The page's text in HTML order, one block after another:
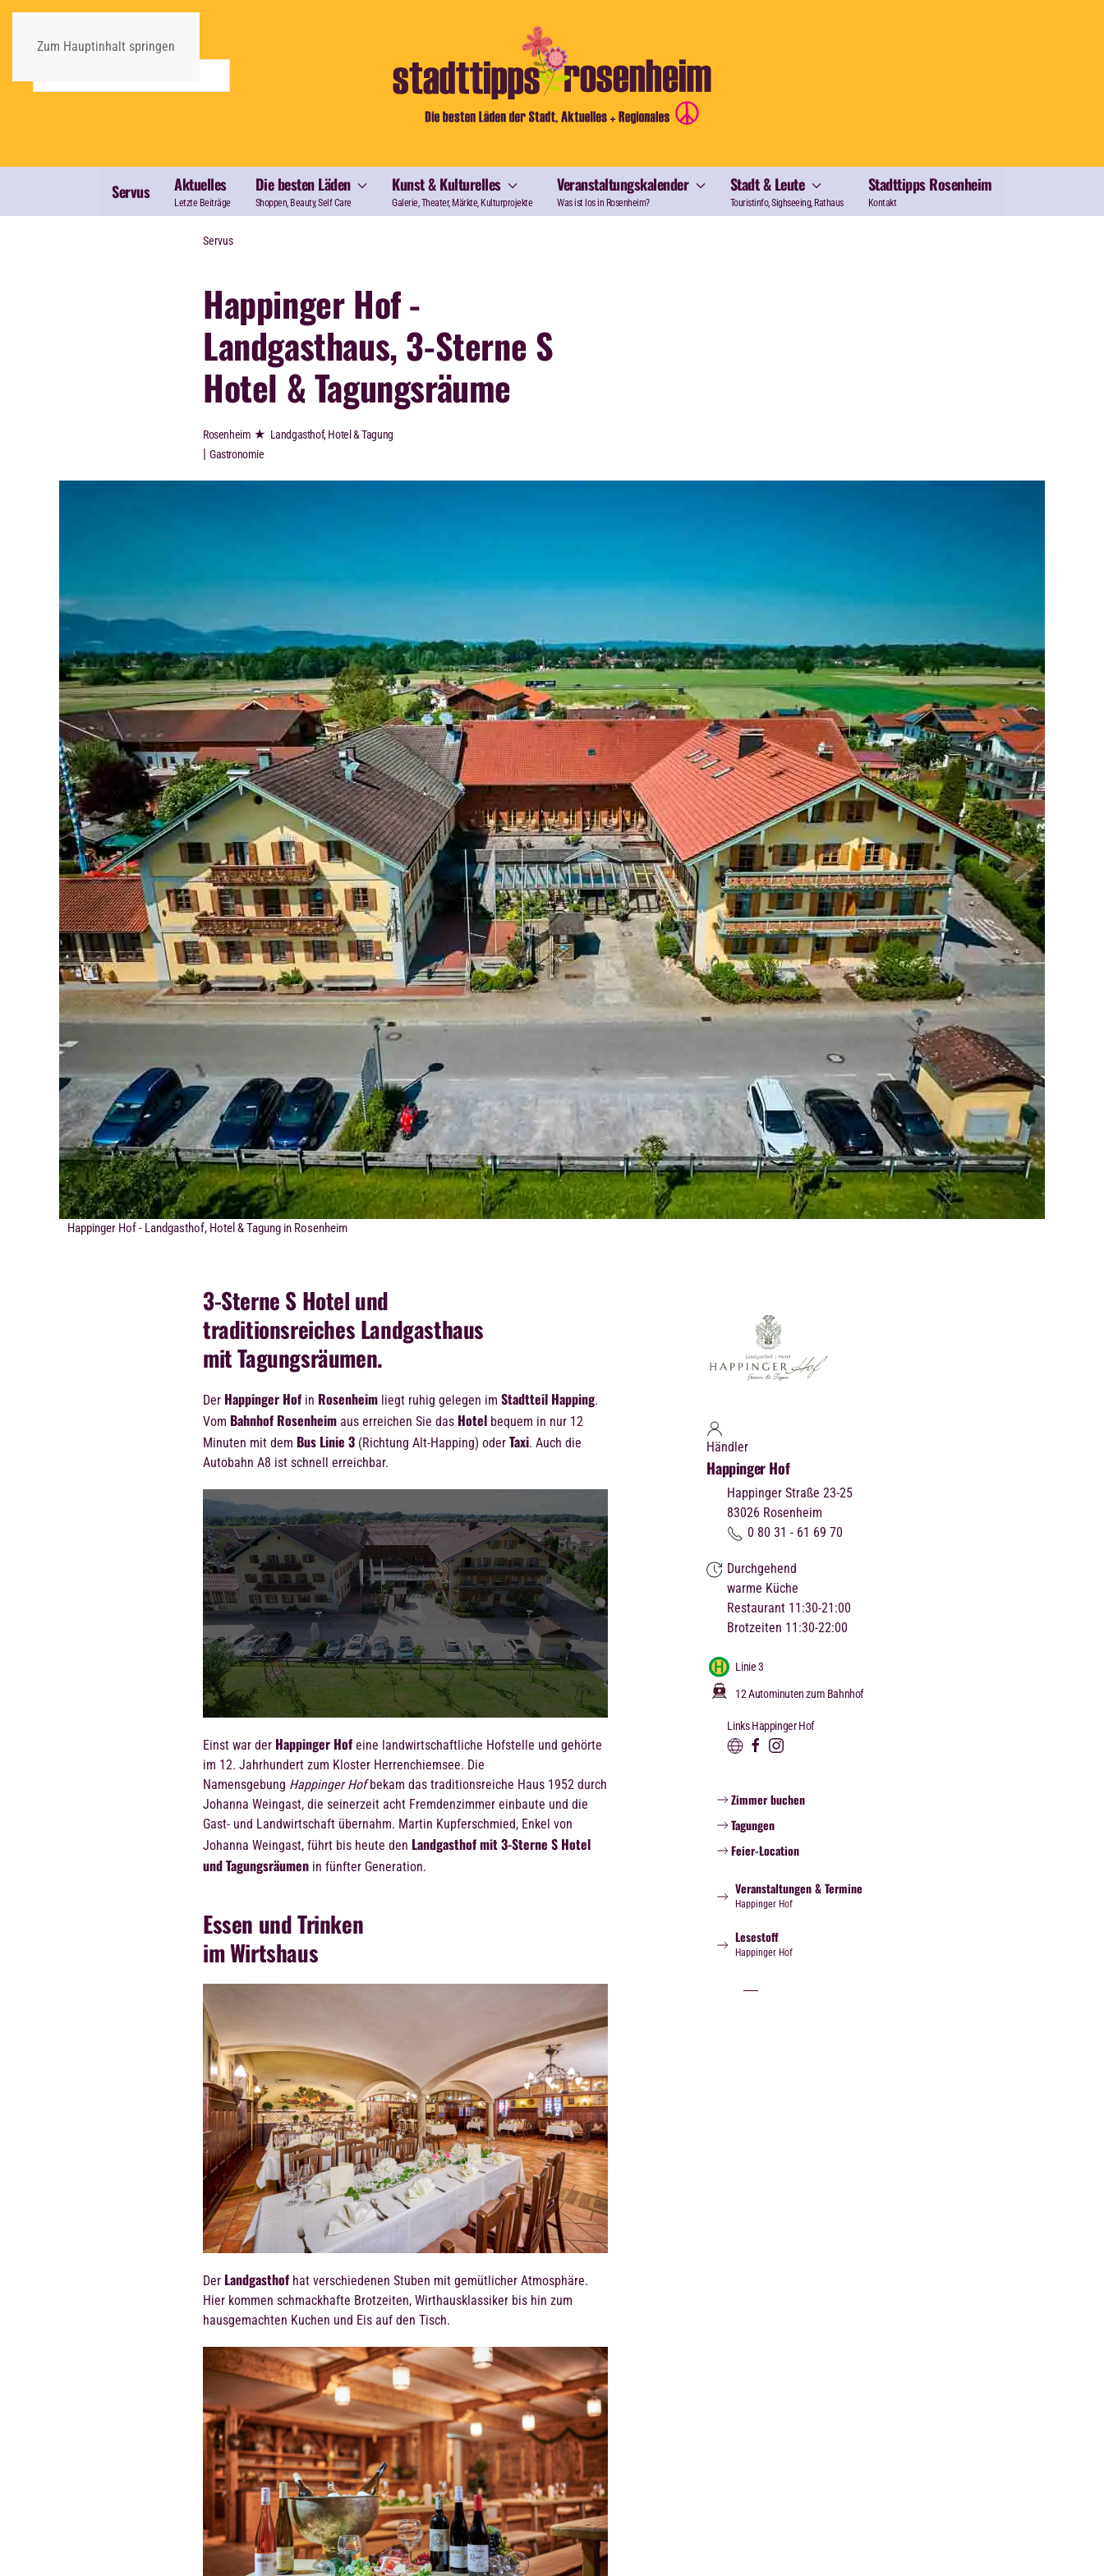
Zum Hauptinhalt springen
Servus Aktuelles
Letzte Beiträge
Die besten Läden
Shoppen, Beauty, Self Care
Kunst & Kulturelles
Galerie, Theater, Märkte, Kulturprojekte
Veranstaltungskalender
Was ist los in Rosenheim?
Stadt & Leute
Touristinfo, Sighseeing, Rathaus
Stadttipps Rosenheim
Kontakt
Servus
Happinger Hof -
Landgasthaus, 3-Sterne S
Hotel & Tagungsräume
Rosenheim ★ Landgasthof, Hotel & Tagung
| Gastronomie
Happinger Hof - Landgasthof, Hotel & Tagung in Rosenheim
3-Sterne S Hotel und
traditionsreiches Landgasthaus
mit Tagungsräumen.
Der Happinger Hof in Rosenheim liegt ruhig gelegen im Stadtteil Happing.
Vom Bahnhof Rosenheim aus erreichen Sie das Hotel bequem in nur 12
Minuten mit dem Bus Linie 3 (Richtung Alt-Happing) oder Taxi. Auch die
Autobahn A8 ist schnell erreichbar.
Einst war der Happinger Hof eine landwirtschaftliche Hofstelle und gehörte
im 12. Jahrhundert zum Kloster Herrenchiemsee. Die
Namensgebung Happinger Hofbekam das traditionsreiche Haus 1952 durch
Johanna Weingast, die seinerzeit acht Fremdenzimmer einbaute und die
Gast- und Landwirtschaft übernahm. Martin Kupferschmied, Enkel von
Johanna Weingast, führt bis heute den Landgasthof mit 3-Sterne S Hotel
und Tagungsräumen in fünfter Generation.
Essen und Trinken
im Wirtshaus
Der Landgasthof hat verschiedenen Stuben mit gemütlicher Atmosphäre.
Hier kommen schmackhafte Brotzeiten, Wirthausklassiker bis hin zum
hausgemachten Kuchen und Eis auf den Tisch.
Händler
Happinger Hof
Happinger Straße 23-25
83026 Rosenheim
0 80 31 - 61 69 70
Durchgehend
warme Küche
Restaurant 11:30-21:00
Brotzeiten 11:30-22:00
Linie 3
12 Autominuten zum Bahnhof
Links Happinger Hof
Zimmer buchen
Tagungen
Feier-Location
Veranstaltungen & Termine
Happinger Hof
Lesestoff
Happinger Hof